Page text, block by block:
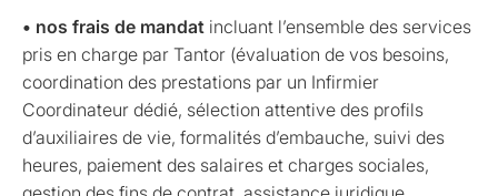
• nos frais de mandat incluant l’ensemble des services
pris en charge par Tantor (évaluation de vos besoins,
coordination des prestations par un Infirmier
Coordinateur dédié, sélection attentive des profils
d’auxiliaires de vie, formalités d’embauche, suivi des
heures, paiement des salaires et charges sociales,